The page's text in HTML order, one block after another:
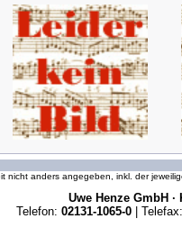
nicht anders angegeben, inkl. der
Uwe Henze GmbH ·
Telefon: 02131-1065-0 | Telefax: